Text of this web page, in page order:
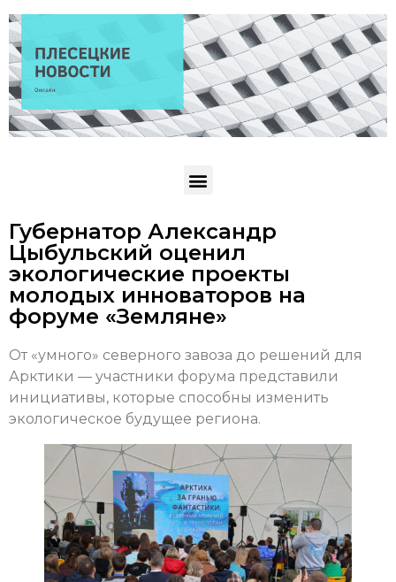
Губернатор Александр
Цыбульский оценил
экологические проекты
молодых инноваторов на
форуме «Земляне»
От «умного» северного завоза до решений для
Арктики — участники форума представили
инициативы, которые способны изменить
экологическое будущее региона.